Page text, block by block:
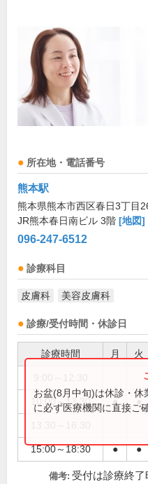
所在地・電話番号
熊本駅
熊本県熊本市西区春日3丁目
JR熊本春日南ビル 3階 [地図]
096-247-6512
診療科目
皮膚科 美容皮膚科
診療/受付時間・休診日
診療時間 月 火
10:00～13:30 ● ●
15:00～18:30 ● ●
お盆(8月中旬)は休診・
に必ず医療機関に直接ご
備考: 受付は診療終了